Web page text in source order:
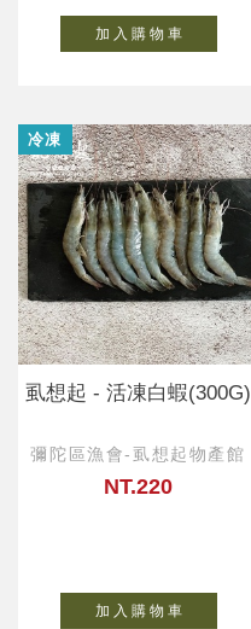
加 入 購 物 車
冷凍
虱想起 - 活凍白蝦(300G)
彌陀區漁會-虱想起物產館
NT.220
加 入 購 物 車